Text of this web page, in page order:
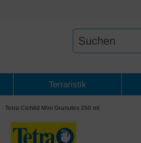
Terraristik
Tetra Cichlid Mini Granules 250 ml